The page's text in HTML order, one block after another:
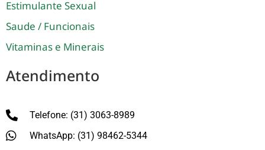
Estimulante Sexual
Saude / Funcionais
Vitaminas e Minerais
Atendimento
Telefone: (31) 3063-8989
WhatsApp: (31) 98462-5344